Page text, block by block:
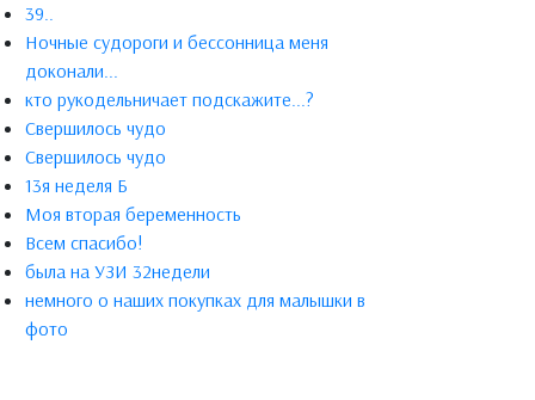
39..
Ночные судороги и бессонница меня
доконали...
кто рукодельничает подскажите...?
Свершилось чудо
Свершилось чудо
13я неделя Б
Моя вторая беременность
Всем спасибо!
была на УЗИ 32недели
немного о наших покупках для малышки в
фото